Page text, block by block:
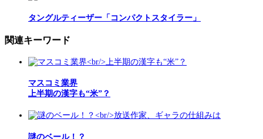
タングルティーザー「コンパクトスタイラー」
関連キーワード
マスコミ業界
上半期の漢字も“米”？
謎のベール！？